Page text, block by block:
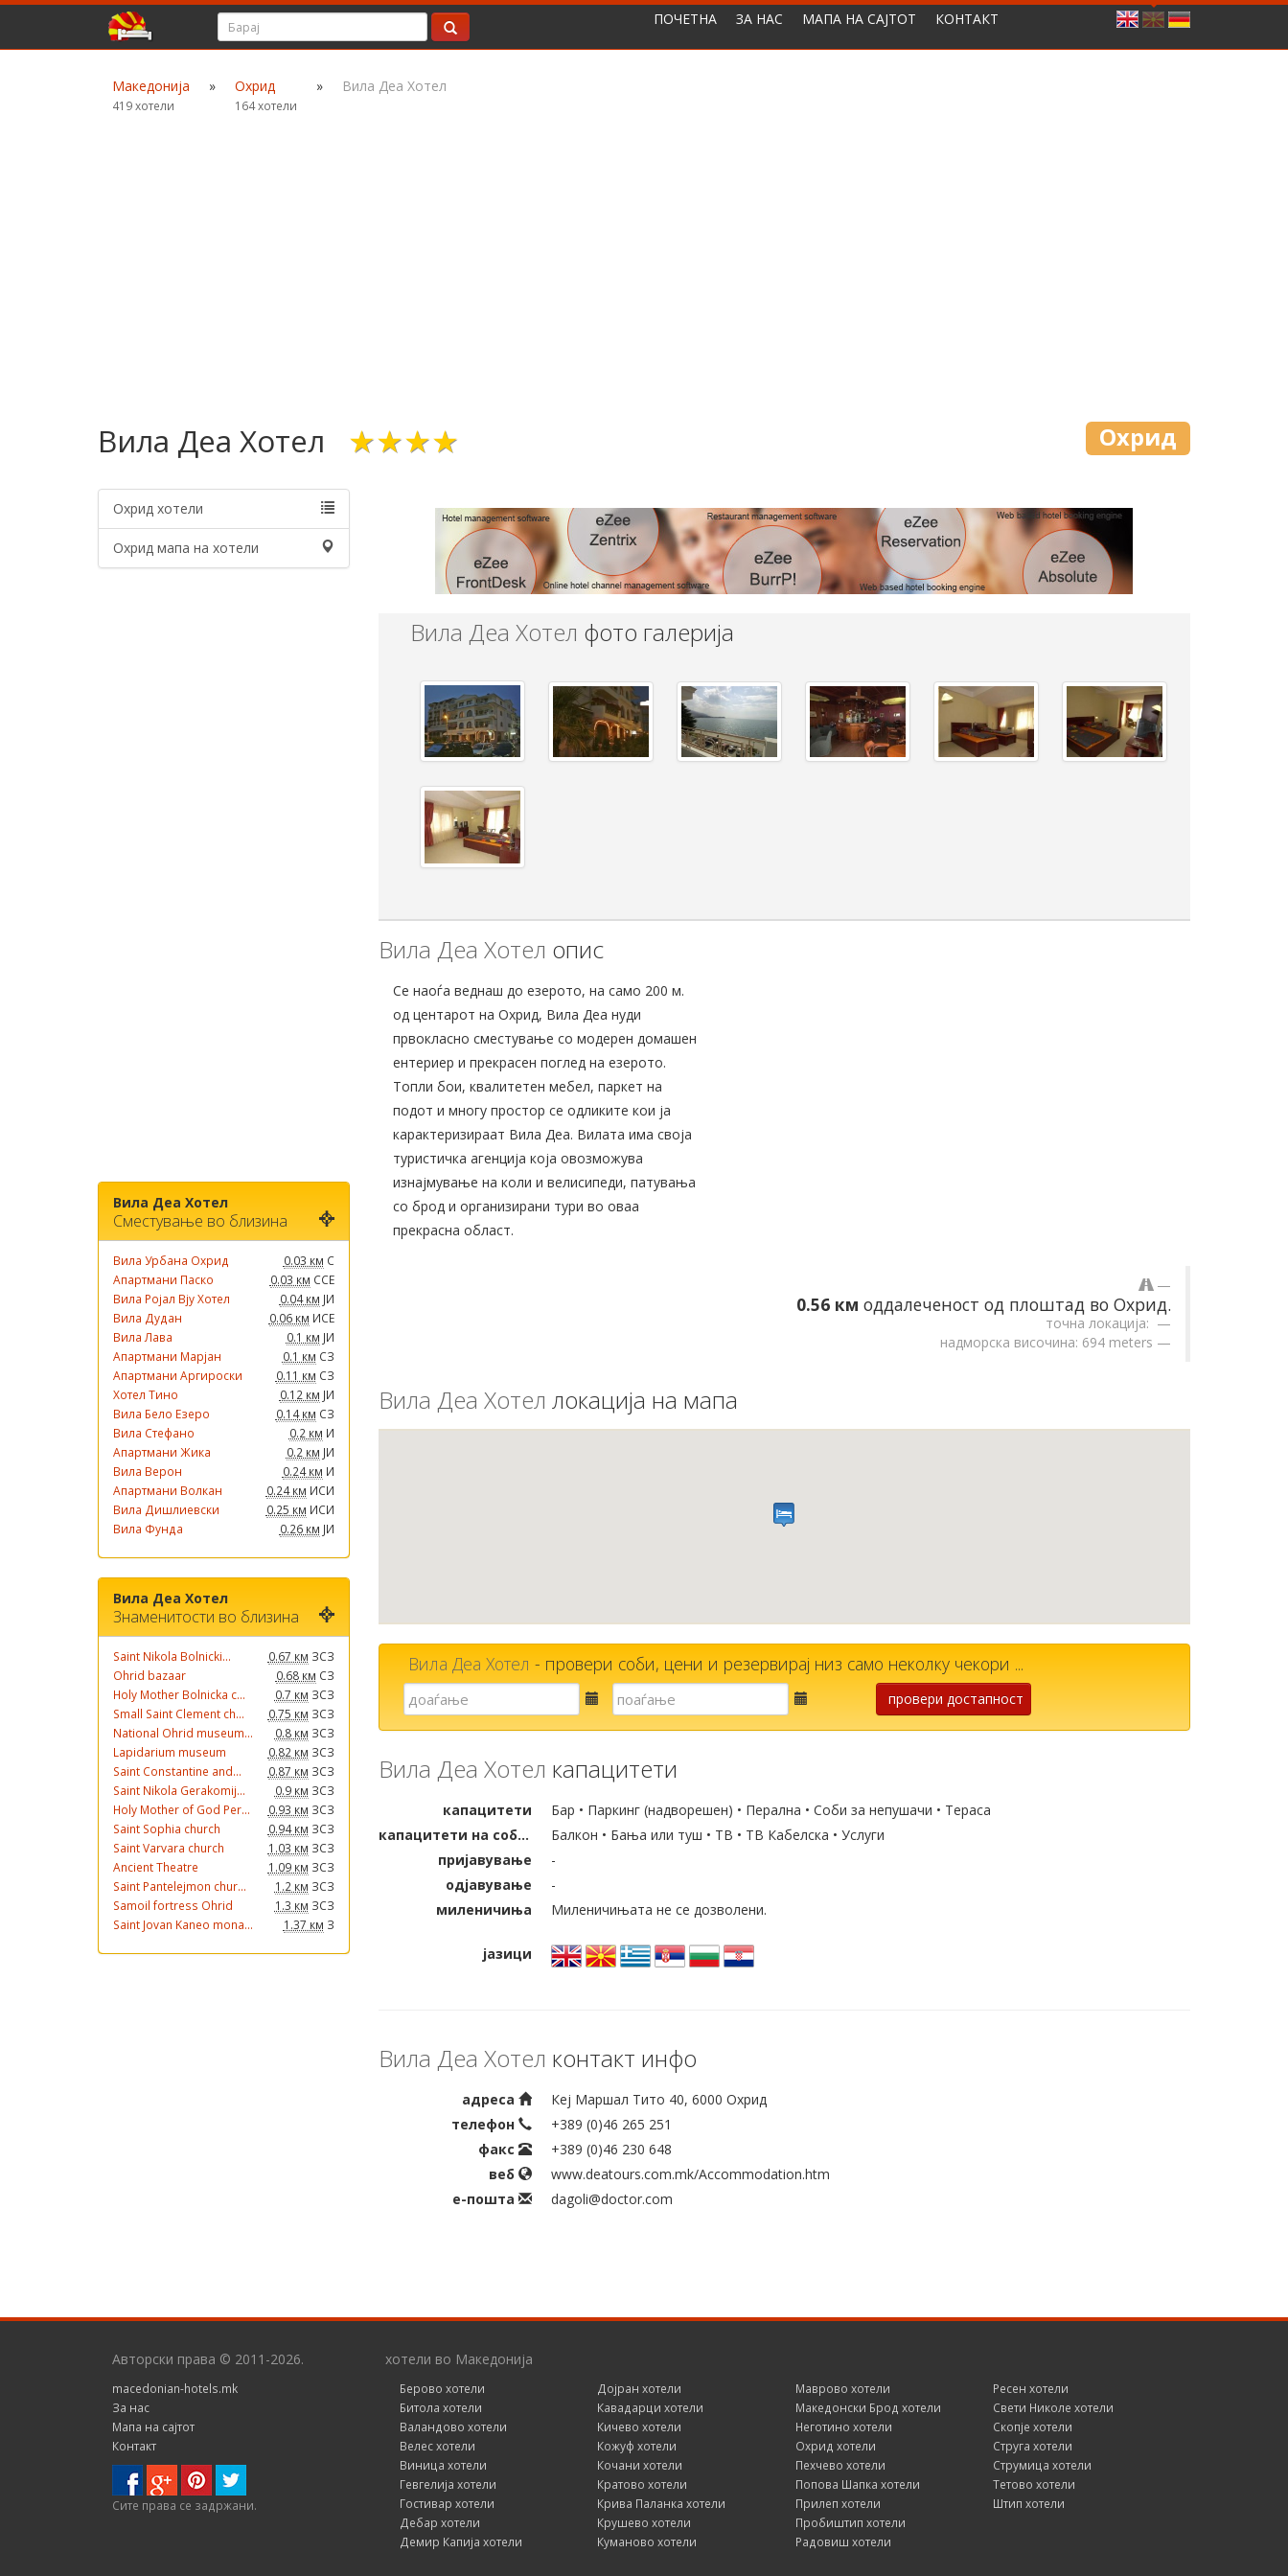
ПОЧЕТНА ЗА НАС МАПА НА САЈТОТ КОНТАКТ
Македонија
419 хотели
» Охрид
164 хотели
» Вила Деа Хотел
Вила Деа Хотел ★★★★ Охрид
Охрид хотели
Охрид мапа на хотели
Вила Деа Хотел
Сместување во близина
Вила Урбана Охрид 0.03 км С
Апартмани Паско
0.03 км ССЕ
Вила Ројал Вју Хотел
0.04 км ЈИ
Вила Дудан
0.06 км ИСЕ
Вила Лава
0.1 км ЈИ
Апартмани Марјан
0.1 км СЗ
Апартмани Аргироски
0.11 км СЗ
Хотел Тино
0.12 км ЈИ
Вила Бело Езеро
0.14 км СЗ
Вила Стефано
0.2 км И
Апартмани Жика
0.2 км ЈИ
Вила Верон
0.24 км И
Апартмани Волкан
0.24 км ИСИ
Вила Дишлиевски
0.25 км ИСИ
Вила Фунда
0.26 км ЈИ
Вила Деа Хотел
Знаменитости во близина
Saint Nikola Bolnicki... 0.67 км ЗСЗ
Ohrid bazaar
0.68 км СЗ
Holy Mother Bolnicka c...
0.7 км ЗСЗ
Small Saint Clement ch...
0.75 км ЗСЗ
National Ohrid museum...
0.8 км ЗСЗ
Lapidarium museum
0.82 км ЗСЗ
Saint Constantine and...
0.87 км ЗСЗ
Saint Nikola Gerakomij...
0.9 км ЗСЗ
Holy Mother of God Per...
0.93 км ЗСЗ
Saint Sophia church
0.94 км ЗСЗ
Saint Varvara church
1.03 км ЗСЗ
Ancient Theatre
1.09 км ЗСЗ
Saint Pantelejmon chur...
1.2 км ЗСЗ
Samoil fortress Ohrid
1.3 км ЗСЗ
Saint Jovan Kaneo mona...
1.37 км З
Вила Деа Хотел фото галерија
Вила Деа Хотел опис
Се наоѓа веднаш до езерото, на само 200 м.
од центарот на Охрид, Вила Деа нуди
првокласно сместување со модерен домашен
ентериер и прекрасен поглед на езерото.
Топли бои, квалитетен мебел, паркет на
подот и многу простор се одликите кои ја
карактеризираат Вила Деа. Вилата има своја
туристичка агенција која овозможува
изнајмување на коли и велисипеди, патувања
со брод и организирани тури во оваа
прекрасна област.
0.56 км оддалеченост од плоштад во Охрид.
точна локација:
надморска височина: 694 meters
Вила Деа Хотел локација на мапа
Вила Деа Хотел - провери соби, цени и резервирај низ само неколку чекори ...
Е-
пошта
Е-
пошта
провери достапност
Вила Деа Хотел капацитети
капацитети
Бар • Паркинг (надворешен) • Перална • Соби за непушачи • Тераса
капацитети на собата
Балкон • Бања или туш • ТВ • ТВ Кабелска • Услуги
пријавување
-
одјавување
-
миленичиња
Миленичињата не се дозволени.
јазици
Вила Деа Хотел контакт инфо
адреса
Кеј Маршал Тито 40, 6000 Охрид
телефон
+389 (0)46 265 251
факс
+389 (0)46 230 648
веб
www.deatours.com.mk/Accommodation.htm
е-пошта
dagoli@doctor.com
Авторски права © 2011-2026.
macedonian-hotels.mk
За нас
Мапа на сајтот
Контакт
Сите правa се задржани.
хотели во Македонија
Берово хотели
Битола хотели
Валандово хотели
Велес хотели
Виница хотели
Гевгелија хотели
Гостивар хотели
Дебар хотели
Демир Капија хотели
Дојран хотели
Кавадарци хотели
Кичево хотели
Кожуф хотели
Кочани хотели
Кратово хотели
Крива Паланка хотели
Крушево хотели
Куманово хотели
Маврово хотели
Македонски Брод хотели
Неготино хотели
Охрид хотели
Пехчево хотели
Попова Шапка хотели
Прилеп хотели
Пробиштип хотели
Радовиш хотели
Ресен хотели
Свети Николе хотели
Скопје хотели
Струга хотели
Струмица хотели
Тетово хотели
Штип хотели